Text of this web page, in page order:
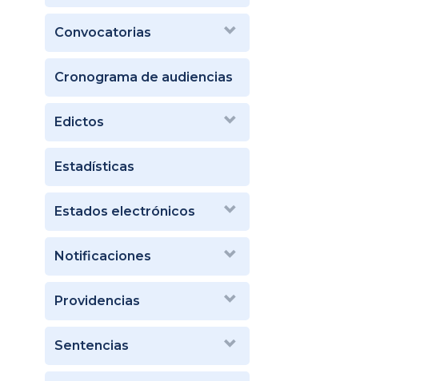
Convocatorias
Cronograma de audiencias
Edictos
Estadísticas
Estados electrónicos
Notificaciones
Providencias
Sentencias